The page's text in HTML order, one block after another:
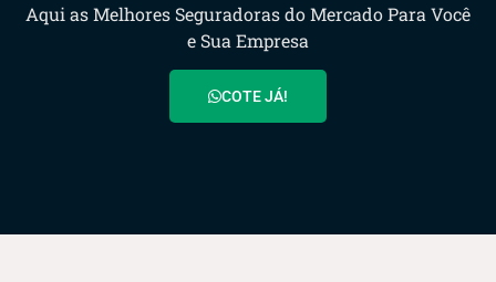
Aqui as Melhores Seguradoras do Mercado Para Você
e Sua Empresa
COTE JÁ!